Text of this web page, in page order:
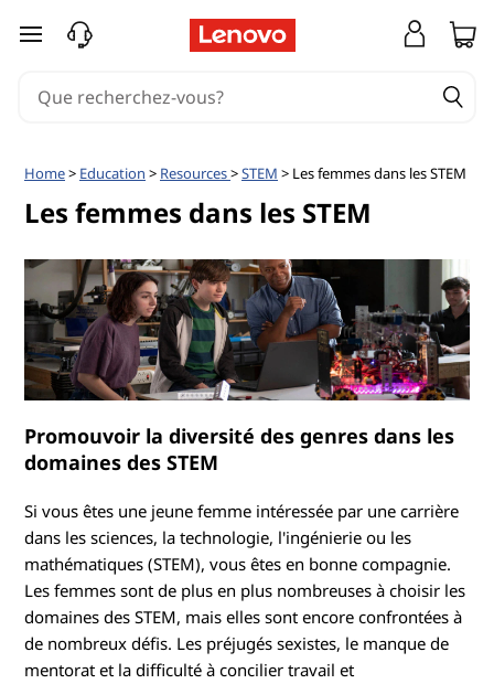
m
m
passer au contenu principal
Home> Education > Resources>STEM > Les femmes dans les STEM
Les femmes dans les STEM
Promouvoir la diversité des genres dans les
domaines des STEM
Si vous êtes une jeune femme intéressée par une carrière
dans les sciences, la technologie, l'ingénierie ou les
mathématiques (STEM), vous êtes en bonne compagnie.
Les femmes sont de plus en plus nombreuses à choisir les
domaines des STEM, mais elles sont encore confrontées à
de nombreux défis. Les préjugés sexistes, le manque de
mentorat et la difficulté à concilier travail et